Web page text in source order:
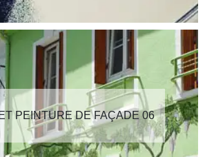
PEINTURE DE FAÇADE 06